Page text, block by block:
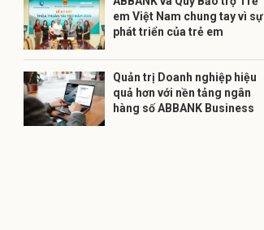
em Việt Nam chung tay vì sự
phát triển của trẻ em
Quản trị Doanh nghiệp hiệu
quả hơn với nền tảng ngân
hàng số ABBANK Business